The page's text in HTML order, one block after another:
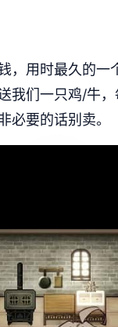
，用时最久的一
我们一只鸡/牛
必要的话别卖。